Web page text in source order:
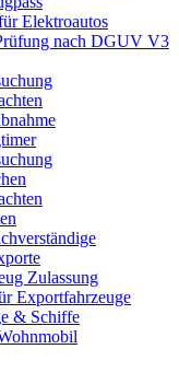
Elektroautos
nach DGUV V3
Zulassung
Exportfahrzeuge
& Schiffe